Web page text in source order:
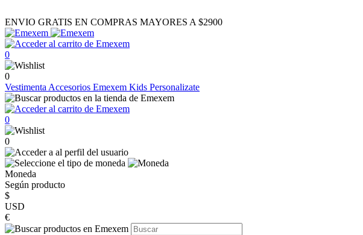
ENVIO GRATIS EN COMPRAS MAYORES A $2900
0
0
Vestimenta Accesorios Emexem Kids Personalizate
0
0
Moneda
Según producto
$
USD
€